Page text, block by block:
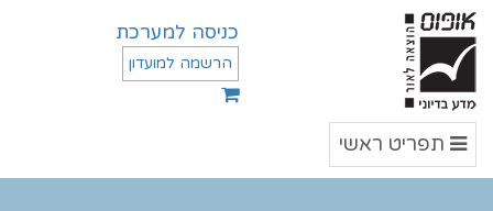
כניסה למערכת
הרשמה למועדון
תפריט
ראשי
תפריט ראשי